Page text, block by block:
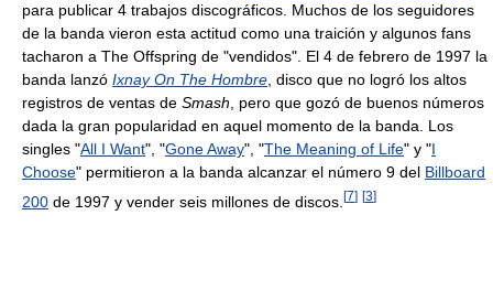
para publicar 4 trabajos discográficos. Muchos de los seguidores
de la banda vieron esta actitud como una traición y algunos fans
tacharon a The Offspring de "vendidos". El 4 de febrero de 1997 la
banda lanzó Ixnay On The Hombre, disco que no logró los altos
registros de ventas de Smash, pero que gozó de buenos números
dada la gran popularidad en aquel momento de la banda. Los
singles "All I Want", "Gone Away", "The Meaning of Life" y "I
Choose" permitieron a la banda alcanzar el número 9 del Billboard
200 de 1997 y vender seis millones de discos. [7] [3]